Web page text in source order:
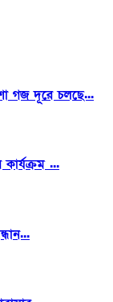
গজ দূরে চলছে...
কার্যক্রম ...